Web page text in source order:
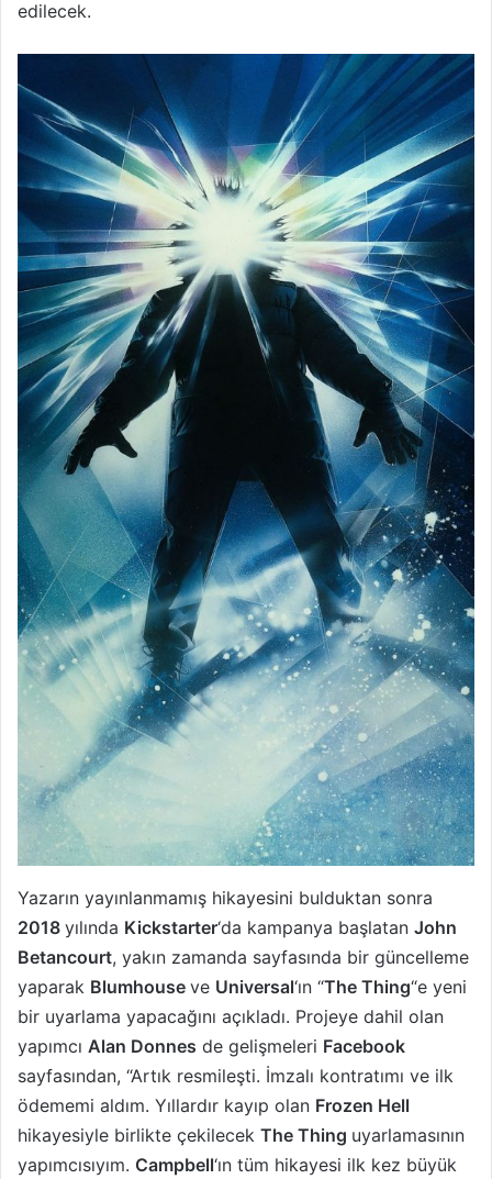
edilecek.
Yazarın yayınlanmamış hikayesini bulduktan sonra
2018 yılında Kickstarter‘da kampanya başlatan John
Betancourt, yakın zamanda sayfasında bir güncelleme
yaparak Blumhouse ve Universal‘ın “The Thing“e yeni
bir uyarlama yapacağını açıkladı. Projeye dahil olan
yapımcı Alan Donnes de gelişmeleri Facebook
sayfasından, “Artık resmileşti. İmzalı kontratımı ve ilk
ödememi aldım. Yıllardır kayıp olan Frozen Hell
hikayesiyle birlikte çekilecek The Thing uyarlamasının
yapımcısıyım. Campbell‘ın tüm hikayesi ilk kez büyük